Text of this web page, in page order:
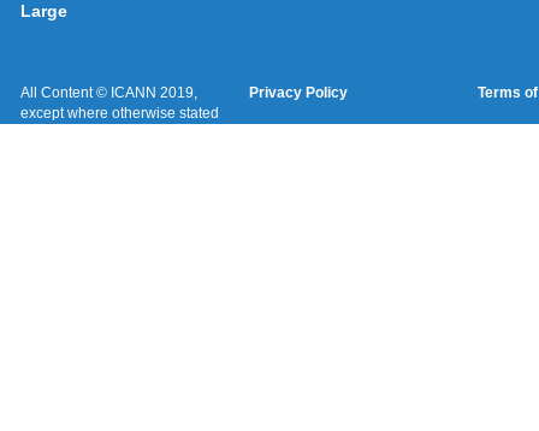
Large
All Content © ICANN 2019,
except where otherwise stated
Privacy Policy Terms